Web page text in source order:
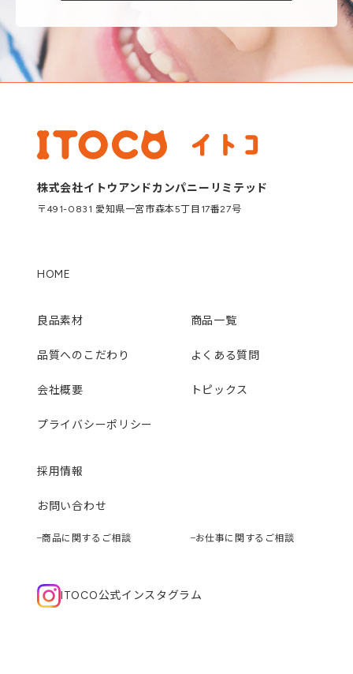
株式会社イトウアンドカンパニーリミテッド
〒491-0831 愛知県一宮市森本5丁目17番27号
HOME
良品素材 商品一覧
品質へのこだわり よくある質問
会社概要 トピックス
プライバシーポリシー
採用情報
お問い合わせ
商品に関するご相談 お仕事に関するご相談
ITOCO公式インスタグラム